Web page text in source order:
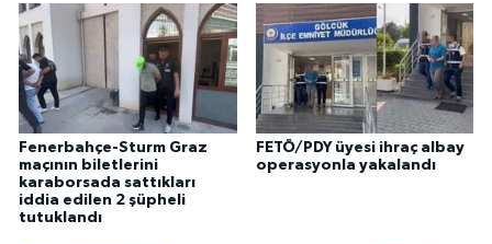
Fenerbahçe-Sturm Graz
maçının biletlerini
karaborsada sattıkları
iddia edilen 2 şüpheli
tutuklandı
FETÖ/PDY üyesi ihraç albay
operasyonla yakalandı